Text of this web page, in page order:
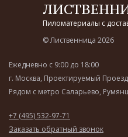
Пиломатериалы с
© Лиственница 2026
Ежедневно с 9:00 до 18:00
г. Москва, Проектируемый
Рядом с метро Саларьево,
+7 (495) 532-97-71
Заказать обратный звонок